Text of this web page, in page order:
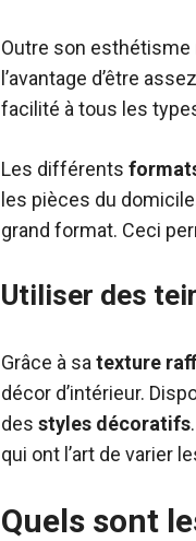
Outre son esthétisme
l’avantage d’être assez
facilité à tous les
Les différents
les pièces du
grand format. Ceci
Utiliser des
Grâce à sa texture
décor d’intérieur.
des styles décoratifs
qui ont l’art de varier
Quels sont